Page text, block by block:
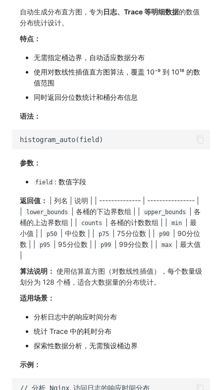
自动生成分布直方图，专为日志、Trace 等明细数据的数值
分布统计设计。
特点：
无需指定桶边界，自动适应数据分布
使用对数线性插值直方图算法，覆盖 10⁻⁹ 到 10¹⁸ 的数
值范围
同时返回分位数统计和桶分布信息
语法：
参数：
field : 数值字段
返回值：
| 列名 | 说明 | | -------------- | ---------------- |
lower_bounds | 各桶的下边界数组 | | upper_bounds
| 各
桶的上边界数组 | |
counts | 各桶的计数数组 | | min
| 最
小值 | |
p50 | 中位数 | | p75 | 75分位数 | | p90
| 90分位
数 | |
p95 | 95分位数 | | p99 | 99分位数 | | max
| 最大值
算法说明： 使用估算直方图（对数线性插值），每个数量级
划分为 128 个桶，适合大数据量的分布统计。
适用场景：
分析日志中的响应时间分布
统计 Trace 中的耗时分布
探索性数据分析，无需预设桶边界
示例：